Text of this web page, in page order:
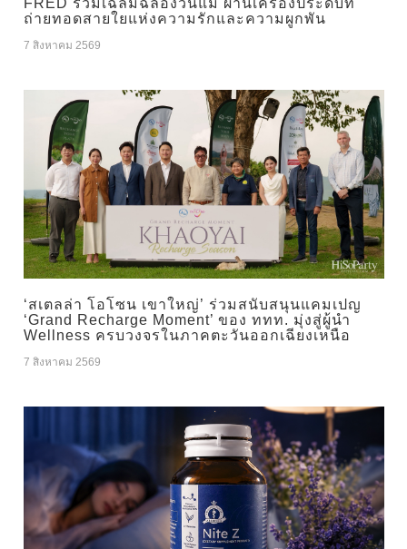
FRED ร่วมเฉลิมฉลองวันแม่ ผ่านเครื่องประดับที่
ถ่ายทอดสายใยแห่งความรักและความผูกพัน
7 สิงหาคม 2569
‘สเตลล่า โอโซน เขาใหญ่’ ร่วมสนับสนุนแคมเปญ
‘Grand Recharge Moment’ ของ ททท. มุ่งสู่ผู้นำ
Wellness ครบวงจรในภาคตะวันออกเฉียงเหนือ
7 สิงหาคม 2569